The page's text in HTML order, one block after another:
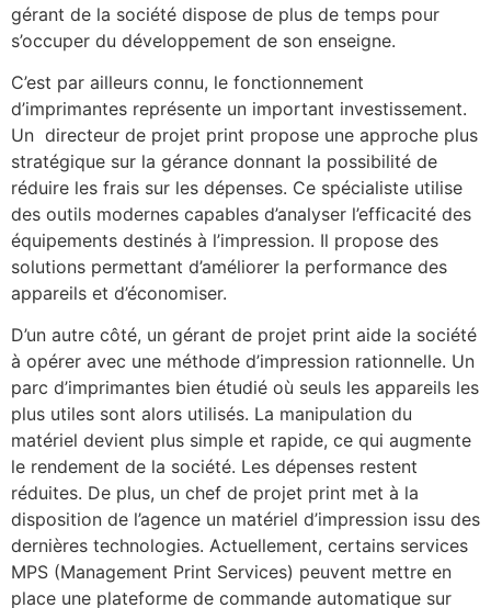
gérant de la société dispose de plus de temps pour
s’occuper du développement de son enseigne.
C’est par ailleurs connu, le fonctionnement
d’imprimantes représente un important investissement.
Un directeur de projet print propose une approche plus
stratégique sur la gérance donnant la possibilité de
réduire les frais sur les dépenses. Ce spécialiste utilise
des outils modernes capables d’analyser l’efficacité des
équipements destinés à l’impression. Il propose des
solutions permettant d’améliorer la performance des
appareils et d’économiser.
D’un autre côté, un gérant de projet print aide la société
à opérer avec une méthode d’impression rationnelle. Un
parc d’imprimantes bien étudié où seuls les appareils les
plus utiles sont alors utilisés. La manipulation du
matériel devient plus simple et rapide, ce qui augmente
le rendement de la société. Les dépenses restent
réduites. De plus, un chef de projet print met à la
disposition de l’agence un matériel d’impression issu des
dernières technologies. Actuellement, certains services
MPS (Management Print Services) peuvent mettre en
place une plateforme de commande automatique sur